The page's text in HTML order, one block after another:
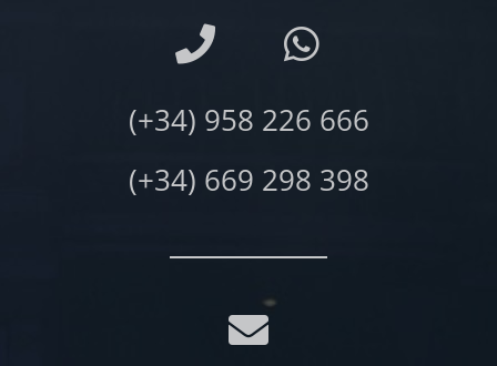
(+34) 958 226 666
(+34) 669 298 398